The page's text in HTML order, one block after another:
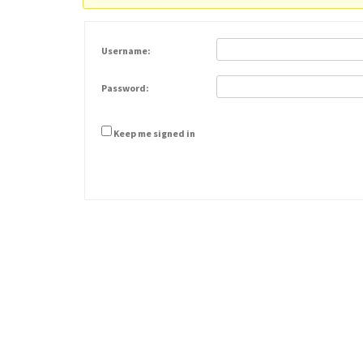
Username:
Password:
Keep me signed in